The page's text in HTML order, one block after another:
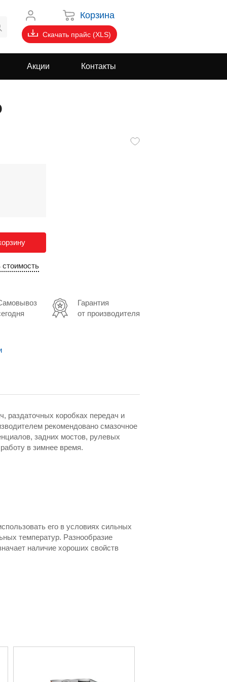
Корзина
Скачать прайс (XLS)
Акции Контакты
стоимость
Гарантия
от производителя
раздаточных коробках передач и
рекомендовано смазочное
задних мостов, рулевых
в зимнее время.
его в условиях сильных
температур. Разнообразие
наличие хороших свойств